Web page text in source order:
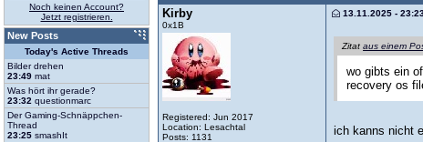
Kirby
0x1B
Registered: Jun 2017
Location: Lesachtal
Posts: 1131
13.11.2025 -
Zitat aus einem
wo gibts ein
recovery os
ich kanns nicht
Noch keinen Account?
Jetzt registrieren.
New Posts
Today's Active Threads
Bilder drehen
23:49 mat
Was hört ihr gerade?
23:32 questionmarc
Der Gaming-Schnäppchen-
Thread
23:25 smashIt